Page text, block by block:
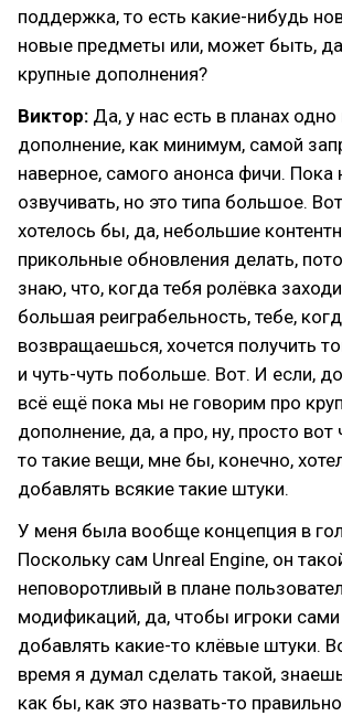
поддержка, то есть какие-нибудь
новые предметы или, может быть,
крупные дополнения?
Виктор: Да, у нас есть в планах одно
дополнение, как минимум, самой
наверное, самого анонса фичи. Пока
озвучивать, но это типа большое.
хотелось бы, да, небольшие
прикольные обновления делать,
знаю, что, когда тебя ролёвка
большая реиграбельность, тебе,
возвращаешься, хочется получить
и чуть-чуть побольше. Вот. И если,
всё ещё пока мы не говорим про
дополнение, да, а про, ну, просто вот
то такие вещи, мне бы, конечно,
добавлять всякие такие штуки.
У меня была вообще концепция в
Поскольку сам Unreal Engine, он
неповоротливый в плане
модификаций, да, чтобы игроки
добавлять какие-то клёвые штуки.
время я думал сделать такой,
как бы, как это назвать-то